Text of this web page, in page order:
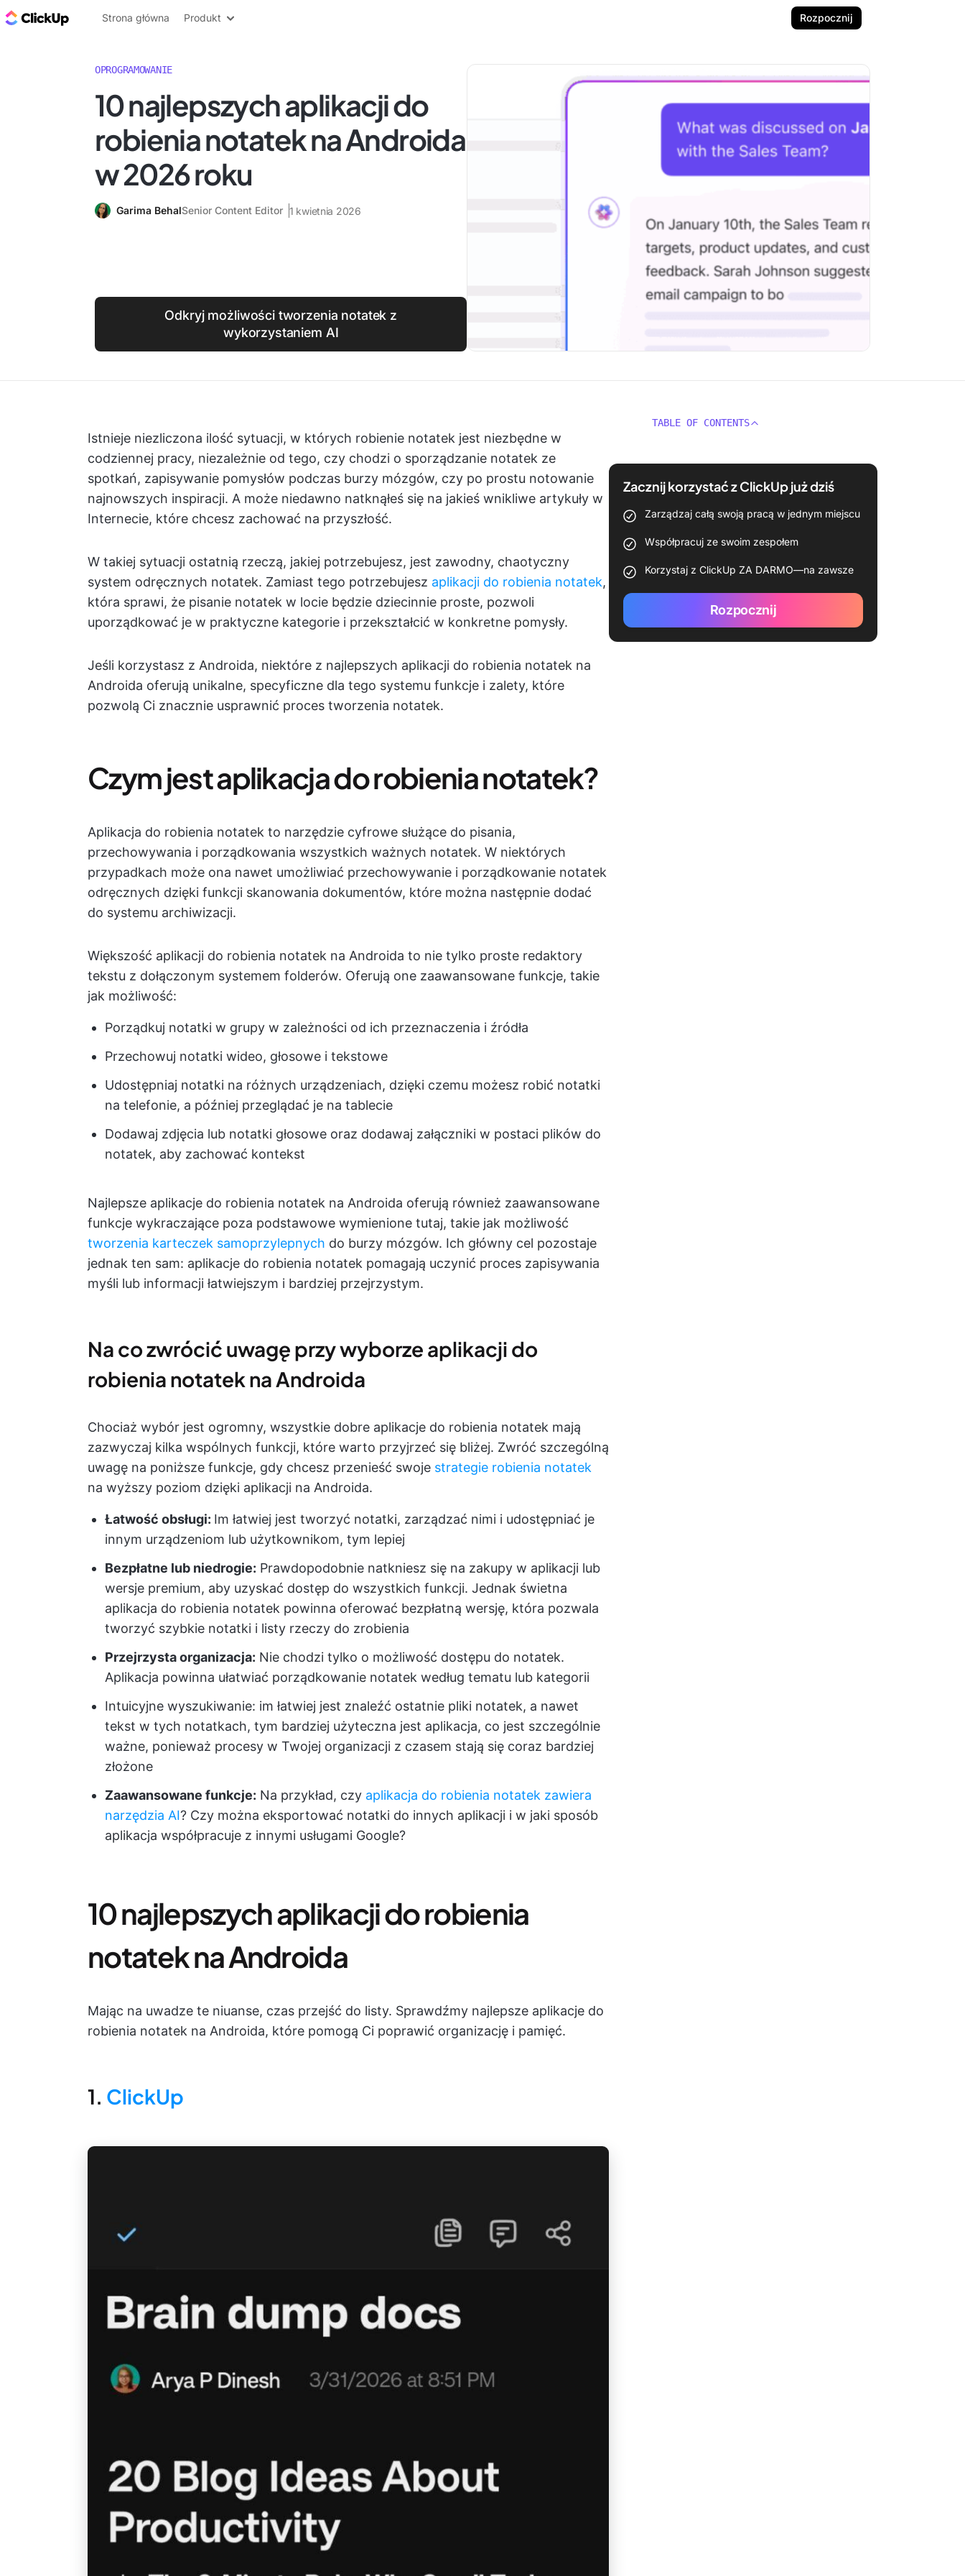
ClickUp Blog
Strona główna Produkt Rozpocznij
OPROGRAMOWANIE
10 najlepszych aplikacji do
robienia notatek na Androida
w 2026 roku
Garima BehalSenior Content Editor 1 kwietnia 2026
Odkryj możliwości tworzenia notatek z
wykorzystaniem AI
Istnieje niezliczona ilość sytuacji, w których robienie notatek jest niezbędne w
codziennej pracy, niezależnie od tego, czy chodzi o sporządzanie notatek ze
spotkań, zapisywanie pomysłów podczas burzy mózgów, czy po prostu notowanie
najnowszych inspiracji. A może niedawno natknąłeś się na jakieś wnikliwe artykuły w
Internecie, które chcesz zachować na przyszłość.
W takiej sytuacji ostatnią rzeczą, jakiej potrzebujesz, jest zawodny, chaotyczny
system odręcznych notatek. Zamiast tego potrzebujesz aplikacji do robienia notatek,
która sprawi, że pisanie notatek w locie będzie dziecinnie proste, pozwoli
uporządkować je w praktyczne kategorie i przekształcić w konkretne pomysły.
Jeśli korzystasz z Androida, niektóre z najlepszych aplikacji do robienia notatek na
Androida oferują unikalne, specyficzne dla tego systemu funkcje i zalety, które
pozwolą Ci znacznie usprawnić proces tworzenia notatek.
Czym jest aplikacja do robienia notatek?
Aplikacja do robienia notatek to narzędzie cyfrowe służące do pisania,
przechowywania i porządkowania wszystkich ważnych notatek. W niektórych
przypadkach może ona nawet umożliwiać przechowywanie i porządkowanie notatek
odręcznych dzięki funkcji skanowania dokumentów, które można następnie dodać
do systemu archiwizacji.
Większość aplikacji do robienia notatek na Androida to nie tylko proste redaktory
tekstu z dołączonym systemem folderów. Oferują one zaawansowane funkcje, takie
jak możliwość:
Porządkuj notatki w grupy w zależności od ich przeznaczenia i źródła
Przechowuj notatki wideo, głosowe i tekstowe
Udostępniaj notatki na różnych urządzeniach, dzięki czemu możesz robić notatki
na telefonie, a później przeglądać je na tablecie
Dodawaj zdjęcia lub notatki głosowe oraz dodawaj załączniki w postaci plików do
notatek, aby zachować kontekst
Najlepsze aplikacje do robienia notatek na Androida oferują również zaawansowane
funkcje wykraczające poza podstawowe wymienione tutaj, takie jak możliwość
tworzenia karteczek samoprzylepnych do burzy mózgów. Ich główny cel pozostaje
jednak ten sam: aplikacje do robienia notatek pomagają uczynić proces zapisywania
myśli lub informacji łatwiejszym i bardziej przejrzystym.
Na co zwrócić uwagę przy wyborze aplikacji do
robienia notatek na Androida
Chociaż wybór jest ogromny, wszystkie dobre aplikacje do robienia notatek mają
zazwyczaj kilka wspólnych funkcji, które warto przyjrzeć się bliżej. Zwróć szczególną
uwagę na poniższe funkcje, gdy chcesz przenieść swoje strategie robienia notatek
na wyższy poziom dzięki aplikacji na Androida.
Łatwość obsługi: Im łatwiej jest tworzyć notatki, zarządzać nimi i udostępniać je
innym urządzeniom lub użytkownikom, tym lepiej
Bezpłatne lub niedrogie: Prawdopodobnie natkniesz się na zakupy w aplikacji lub
wersje premium, aby uzyskać dostęp do wszystkich funkcji. Jednak świetna
aplikacja do robienia notatek powinna oferować bezpłatną wersję, która pozwala
tworzyć szybkie notatki i listy rzeczy do zrobienia
Przejrzysta organizacja: Nie chodzi tylko o możliwość dostępu do notatek.
Aplikacja powinna ułatwiać porządkowanie notatek według tematu lub kategorii
Intuicyjne wyszukiwanie: im łatwiej jest znaleźć ostatnie pliki notatek, a nawet
tekst w tych notatkach, tym bardziej użyteczna jest aplikacja, co jest szczególnie
ważne, ponieważ procesy w Twojej organizacji z czasem stają się coraz bardziej
złożone
Zaawansowane funkcje: Na przykład, czy aplikacja do robienia notatek zawiera
narzędzia AI? Czy można eksportować notatki do innych aplikacji i w jaki sposób
aplikacja współpracuje z innymi usługami Google?
10 najlepszych aplikacji do robienia
notatek na Androida
Mając na uwadze te niuanse, czas przejść do listy. Sprawdźmy najlepsze aplikacje do
robienia notatek na Androida, które pomogą Ci poprawić organizację i pamięć.
1. ClickUp
TABLE OF CONTENTS
Zacznij korzystać z ClickUp już dziś
Zarządzaj całą swoją pracą w jednym miejscu
Współpracuj ze swoim zespołem
Korzystaj z ClickUp ZA DARMO—na zawsze
Rozpocznij